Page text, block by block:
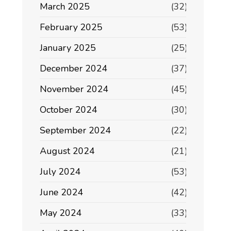
March 2025
(32)
February 2025
(53)
January 2025
(25)
December 2024
(37)
November 2024
(45)
October 2024
(30)
September 2024
(22)
August 2024
(21)
July 2024
(53)
June 2024
(42)
May 2024
(33)